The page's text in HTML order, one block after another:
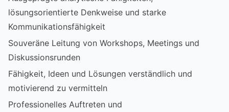
lösungsorientierte Denkweise und starke
Kommunikationsfähigkeit
Souveräne Leitung von Workshops, Meetings und
Diskussionsrunden
Fähigkeit, Ideen und Lösungen verständlich und
motivierend zu vermitteln
Professionelles Auftreten und